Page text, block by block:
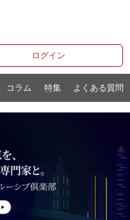
ログイン
コラム 特集 よくある質問